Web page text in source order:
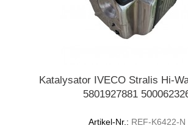
Katalysator IVECO Stralis Hi-
5801927881
Artikel-Nr.: REF-K6422-N